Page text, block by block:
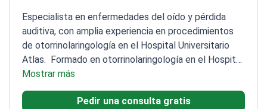
Especialista en enfermedades del oído y pérdida
auditiva, con amplia experiencia en procedimientos
de otorrinolaringología en el Hospital Universitario
Atlas. Formado en otorrinolaringología en el Hospital
de Formación e Investigación de la Universidad de
Ciencias de la Salud de AnkaraHa publicado
numerosos trabajos de investigación sobre otitis
Mostrar más
Pedir una consulta gratis